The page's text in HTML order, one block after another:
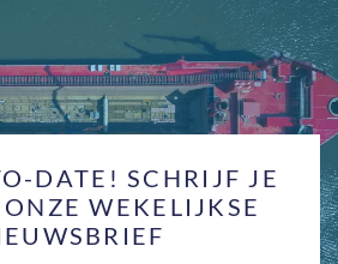
DATE! SCHRIJF JE
WEKELIJKSE